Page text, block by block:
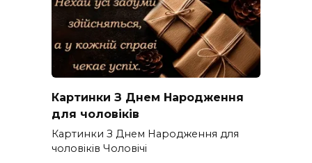
Картинки З Днем Народження
для чоловіків​
Картинки З Днем Народження для
чоловіків​ Чоловічі